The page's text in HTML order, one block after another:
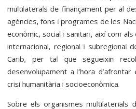
multilaterals de finançament per al
agències, fons i programes de les
econòmic, social i sanitari, així com
internacional, regional i subregional
Carib, per tal que segueixin
desenvolupament a l’hora
crisi humanitària i socioeconòmica.
Sobre els organismes multilaterials